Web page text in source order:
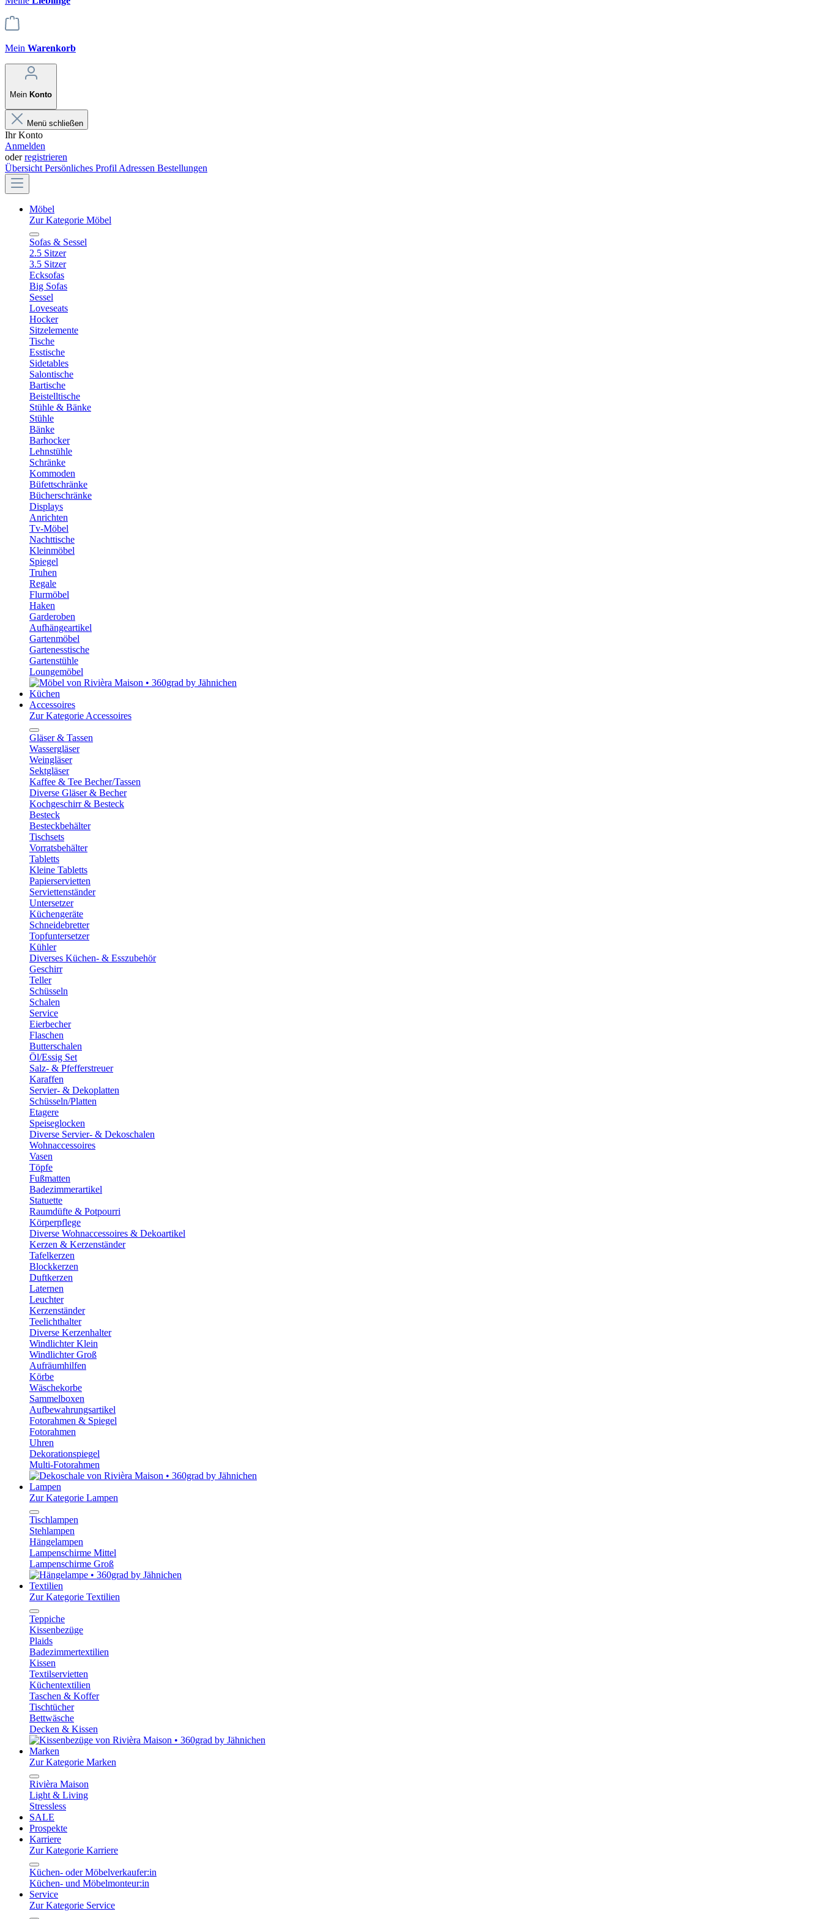
Mein Warenkorb
Mein Konto
Menü schließen
Ihr Konto
Anmelden
oderregistrieren
Übersicht Persönliches Profil Adressen Bestellungen
Möbel
Zur Kategorie Möbel
Sofas & Sessel
2.5 Sitzer
3.5 Sitzer
Ecksofas
Big Sofas
Sessel
Loveseats
Hocker
Sitzelemente
Tische
Esstische
Sidetables
Salontische
Bartische
Beistelltische
Stühle & Bänke
Stühle
Bänke
Barhocker
Lehnstühle
Schränke
Kommoden
Büfettschränke
Bücherschränke
Displays
Anrichten
Tv-Möbel
Nachttische
Kleinmöbel
Spiegel
Truhen
Regale
Flurmöbel
Haken
Garderoben
Aufhängeartikel
Gartenmöbel
Gartenesstische
Gartenstühle
Loungemöbel
Küchen
Accessoires
Zur Kategorie Accessoires
Gläser & Tassen
Wassergläser
Weingläser
Sektgläser
Kaffee & Tee Becher/Tassen
Diverse Gläser & Becher
Kochgeschirr & Besteck
Besteck
Besteckbehälter
Tischsets
Vorratsbehälter
Tabletts
Kleine Tabletts
Papierservietten
Serviettenständer
Untersetzer
Küchengeräte
Schneidebretter
Topfuntersetzer
Kühler
Diverses Küchen- & Esszubehör
Geschirr
Teller
Schüsseln
Schalen
Service
Eierbecher
Flaschen
Butterschalen
Öl/Essig Set
Salz- & Pfefferstreuer
Karaffen
Servier- & Dekoplatten
Schüsseln/Platten
Etagere
Speiseglocken
Diverse Servier- & Dekoschalen
Wohnaccessoires
Vasen
Töpfe
Fußmatten
Badezimmerartikel
Statuette
Raumdüfte & Potpourri
Körperpflege
Diverse Wohnaccessoires & Dekoartikel
Kerzen & Kerzenständer
Tafelkerzen
Blockkerzen
Duftkerzen
Laternen
Leuchter
Kerzenständer
Teelichthalter
Diverse Kerzenhalter
Windlichter Klein
Windlichter Groß
Aufräumhilfen
Körbe
Wäschekorbe
Sammelboxen
Aufbewahrungsartikel
Fotorahmen & Spiegel
Fotorahmen
Uhren
Dekorationspiegel
Multi-Fotorahmen
Lampen
Zur Kategorie Lampen
Tischlampen
Stehlampen
Hängelampen
Lampenschirme Mittel
Lampenschirme Groß
Textilien
Zur Kategorie Textilien
Teppiche
Kissenbezüge
Plaids
Badezimmertextilien
Kissen
Textilservietten
Küchentextilien
Taschen & Koffer
Tischtücher
Bettwäsche
Decken & Kissen
Marken
Zur Kategorie Marken
Rivièra Maison
Light & Living
Stressless
SALE
Prospekte
Karriere
Zur Kategorie Karriere
Küchen- oder Möbelverkaufer:in
Küchen- und Möbelmonteur:in
Service
Zur Kategorie Service